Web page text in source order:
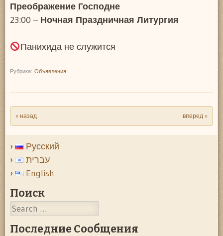
Преображение Господне
23:00 – Ночная Праздничная Литургия
Панихида не служится
Рубрика: Объявления
Post navigation
« назад вперед »
Русский
עברית
English
Поиск
Search
Последние Сообщения